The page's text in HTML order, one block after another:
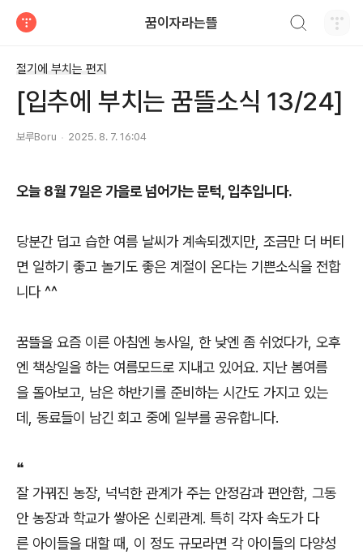
꿈이자라는뜰
절기에 부치는 편지
[입추에 부치는 꿈뜰소식 13/24]
보루Boru 2025. 8. 7. 16:04
오늘 8월 7일은 가을로 넘어가는 문턱, 입추입니다.
당분간 덥고 습한 여름 날씨가 계속되겠지만, 조금만 더 버티
면 일하기 좋고 놀기도 좋은 계절이 온다는 기쁜소식을 전합
니다 ^^
꿈뜰을 요즘 이른 아침엔 농사일, 한 낮엔 좀 쉬었다가, 오후
엔 책상일을 하는 여름모드로 지내고 있어요. 지난 봄여름
을 돌아보고, 남은 하반기를 준비하는 시간도 가지고 있는
데, 동료들이 남긴 회고 중에 일부를 공유합니다.
❝
잘 가꿔진 농장, 넉넉한 관계가 주는 안정감과 편안함, 그동
안 농장과 학교가 쌓아온 신뢰관계. 특히 각자 속도가 다
른 아이들을 대할 때, 이 정도 규모라면 각 아이들의 다양성